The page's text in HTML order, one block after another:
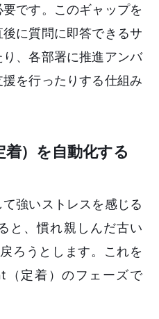
です。このギャップを
に質問に即答できるサ
、各部署に推進アンバ
を行ったりする仕組み
）を自動化する
強いストレスを感じる
と、慣れ親しんだ古い
ろうとします。これを
（定着）のフェーズで